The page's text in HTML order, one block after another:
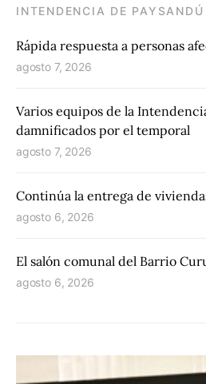
INTENDENCIA DE PAYSANDÚ
Rápida respuesta a personas
agosto 7, 2026
Varios equipos de la
damnificados por el temporal
agosto 7, 2026
Continúa la entrega de
agosto 6, 2026
El salón comunal del Barrio
agosto 6, 2026